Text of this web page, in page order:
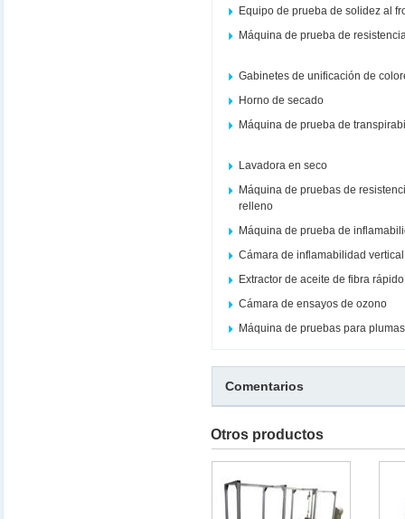
Equipo de prueba de solidez al
Máquina de prueba de
Gabinetes de unificación de
Horno de secado
Máquina de prueba de
Lavadora en seco
Máquina de pruebas de
relleno
Máquina de prueba de
Cámara de inflamabilidad vertical
Extractor de aceite de fibra
Cámara de ensayos de ozono
Máquina de pruebas para
Comentarios
Otros productos